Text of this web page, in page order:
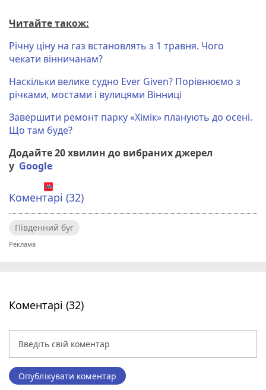
Читайте також:
Річну ціну на газ встановлять з 1 травня. Чого
чекати вінничанам?
Наскільки велике судно Ever Given? Порівнюємо з
річками, мостами і вулицями Вінниці
Завершити ремонт парку «Хімік» планують до осені.
Що там буде?
Додайте 20 хвилин до вибраних джерел
у Google
Коментарі (32)
Південний буг
Коментарі (32)
Опублікувати коментар